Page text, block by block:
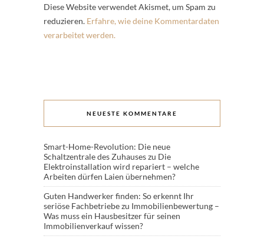
Diese Website verwendet Akismet, um Spam zu
reduzieren. Erfahre, wie deine Kommentardaten
verarbeitet werden.
NEUESTE KOMMENTARE
Smart-Home-Revolution: Die neue
Schaltzentrale des Zuhauseszu Die
Elektroinstallation wird repariert – welche
Arbeiten dürfen Laien übernehmen?
Guten Handwerker finden: So erkennt Ihr
seriöse Fachbetriebezu Immobilienbewertung –
Was muss ein Hausbesitzer für seinen
Immobilienverkauf wissen?